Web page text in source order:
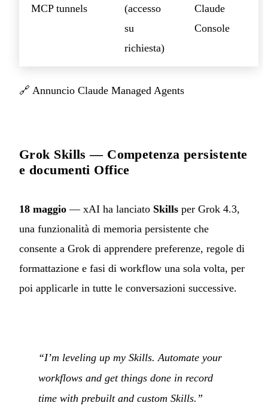
MCP tunnels
(accesso
su
richiesta)
Claude
Console
🔗 Annuncio Claude Managed Agents
Grok Skills — Competenza persistente
e documenti Office
18 maggio — xAI ha lanciato Skills per Grok 4.3,
una funzionalità di memoria persistente che
consente a Grok di apprendere preferenze, regole di
formattazione e fasi di workflow una sola volta, per
poi applicarle in tutte le conversazioni successive.
“I’m leveling up my Skills. Automate your
workflows and get things done in record
time with prebuilt and custom Skills.”